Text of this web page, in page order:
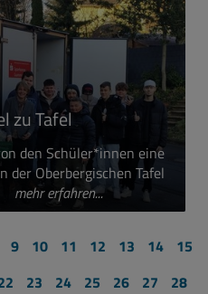
zu Tafel
den Schüler*innen eine
der Oberbergischen Tafel
mehr erfahren...
9 10 11 12 13 14
15
23 24 25 26 27
28